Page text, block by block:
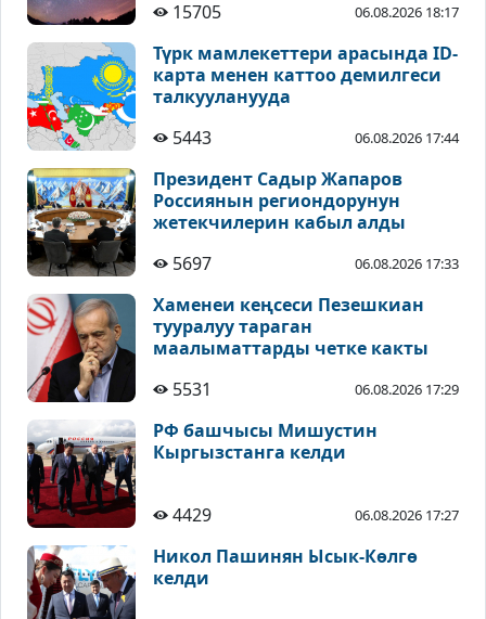
15705
06.08.2026 18:17
Түрк мамлекеттери арасында ID-
карта менен каттоо демилгеси
талкууланууда
5443
06.08.2026 17:44
Президент Садыр Жапаров
Россиянын региондорунун
жетекчилерин кабыл алды
5697
06.08.2026 17:33
Хаменеи кеңсеси Пезешкиан
тууралуу тараган
маалыматтарды четке какты
5531
06.08.2026 17:29
РФ башчысы Мишустин
Кыргызстанга келди
4429 06.08.2026 17:27
Никол Пашинян Ысык-Көлгө
келди